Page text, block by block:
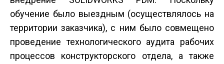
обучение было выездным (осуществлялось на
территории заказчика), с ним было совмещено
проведение технологического аудита рабочих
процессов конструкторского отдела, а также